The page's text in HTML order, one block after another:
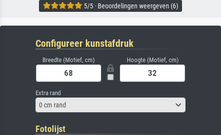
5/5 · Beoordelingen weergeven (6)
Configureer kunstafdruk
Breedte (Motief, cm) Hoogte (Motief, cm)
Extra rand
0 cm rand
Fotolijst